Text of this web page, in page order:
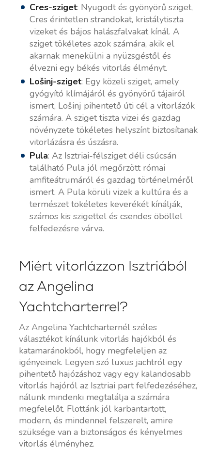
Cres-sziget: Nyugodt és gyönyörű sziget,
Cres érintetlen strandokat, kristálytiszta
vizeket és bájos halászfalvakat kínál. A
sziget tökéletes azok számára, akik el
akarnak menekülni a nyüzsgéstől és
élvezni egy békés vitorlás élményt.
Lošinj-sziget: Egy közeli sziget, amely
gyógyító klímájáról és gyönyörű tájairól
ismert, Lošinj pihentető úti cél a vitorlázók
számára. A sziget tiszta vizei és gazdag
növényzete tökéletes helyszínt biztosítanak
vitorlázásra és úszásra.
Pula: Az Isztriai-félsziget déli csúcsán
található Pula jól megőrzött római
amfiteátrumáról és gazdag történelméről
ismert. A Pula körüli vizek a kultúra és a
természet tökéletes keverékét kínálják,
számos kis szigettel és csendes öböllel
felfedezésre várva.
Miért vitorlázzon Isztriából
az Angelina
Yachtcharterrel?
Az Angelina Yachtcharternél széles
választékot kínálunk vitorlás hajókból és
katamaránokból, hogy megfeleljen az
igényeinek. Legyen szó luxus jachtról egy
pihentető hajózáshoz vagy egy kalandosabb
vitorlás hajóról az Isztriai part felfedezéséhez,
nálunk mindenki megtalálja a számára
megfelelőt. Flottánk jól karbantartott,
modern, és mindennel felszerelt, amire
szüksége van a biztonságos és kényelmes
vitorlás élményhez.